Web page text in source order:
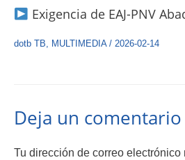
Exigencia de EAJ-PNV
dotb TB MULTIMEDIA/ 2026-02-14
Deja un comentario
Tu dirección de correo electrónico